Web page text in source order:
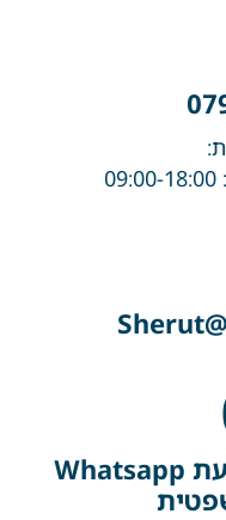
לחצו כאן לשליחת הודעת Whatsapp